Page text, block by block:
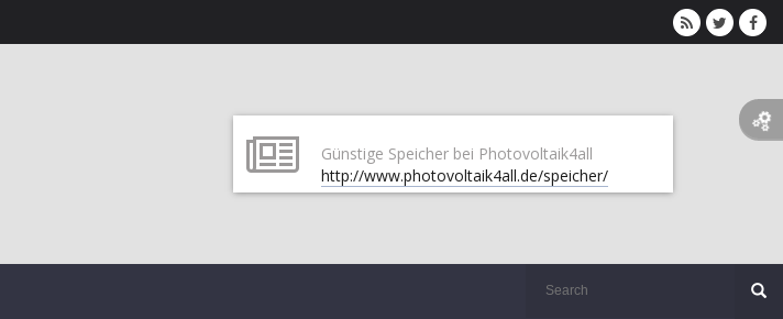
Günstige Speicher bei Photovoltaik4all
http://www.photovoltaik4all.de/speicher/